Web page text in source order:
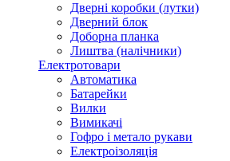
Дверні коробки (лутки)
Дверний блок
Доборна планка
Лиштва (налічники)
Електротовари
Автоматика
Батарейки
Вилки
Вимикачі
Гофро і метало рукави
Електроізоляція